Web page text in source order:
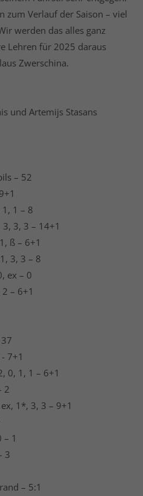
zum Verlauf der Saison – viel
werden das alles ganz
Lehren für 2025 daraus
Zwerschina.
und Artemijs Stasans
– 52
1 – 8
3, 3 – 14+1
ß – 6+1
3, 3 – 8
ex – 0
– 6+1
7+1
0, 1, 1 – 6+1
2
1*, 3, 3 – 9+1
1
3
– 5:1